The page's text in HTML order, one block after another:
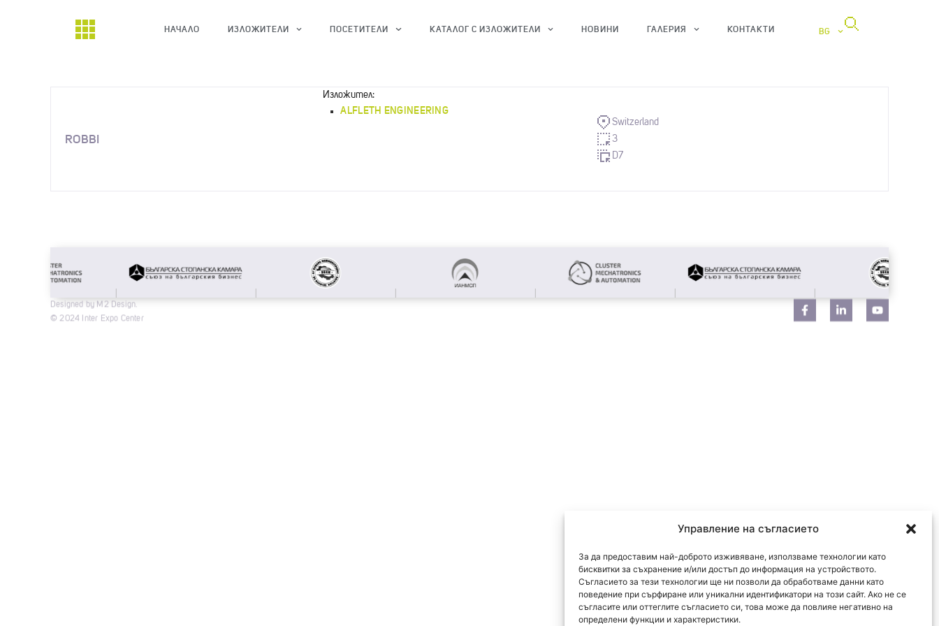
Управление на съгласието
За да предоставим най-доброто изживяване, използваме технологии като
бисквитки за съхранение и/или достъп до информация на устройството.
Съгласието за тези технологии ще ни позволи да обработваме данни като
поведение при сърфиране или уникални идентификатори на този сайт. Ако не се
съгласите или оттеглите съгласието си, това може да повлияе негативно на
определени функции и характеристики.
НАЧАЛО ИЗЛОЖИТЕЛИ ПОСЕТИТЕЛИ КАТАЛОГ С ИЗЛОЖИТЕЛИ НОВИНИ ГАЛЕРИЯ КОНТАКТИ BG
ROBBI
Изложител:
ALFLETH ENGINEERING
Switzerland
3
D7
Designed by M2 Design.
© 2024 Inter Expo Center